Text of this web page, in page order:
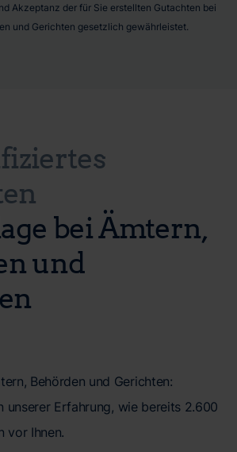
Akzeptanz der für Sie erstellten Gutachten bei
und Gerichten gesetzlich gewährleistet.
bei Ämtern,
und
Behörden und Gerichten:
unserer Erfahrung, wie bereits 2.600
vor Ihnen.